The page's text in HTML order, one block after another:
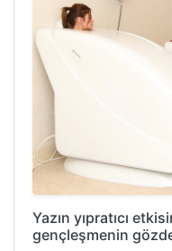
Yazın yıpratıcı
gençleşmenin